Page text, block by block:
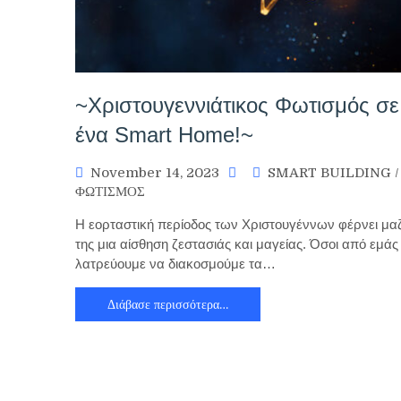
~Χριστουγεννιάτικος Φωτισμός σε
ένα Smart Home!~
November 14, 2023 SMART BUILDING /
ΦΩΤΙΣΜΟΣ
Η εορταστική περίοδος των Χριστουγέννων φέρνει
της μια αίσθηση ζεστασιάς και μαγείας. Όσοι από εμάς
λατρεύουμε να διακοσμούμε τα…
Διάβασε περισσότερα…